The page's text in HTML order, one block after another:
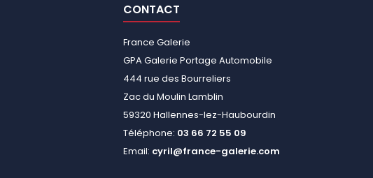
CONTACT
France Galerie
GPA Galerie Portage Automobile
444 rue des Bourreliers
Zac du Moulin Lamblin
59320 Hallennes-lez-Haubourdin
Téléphone: 03 66 72 55 09
Email: cyril@france-galerie.com